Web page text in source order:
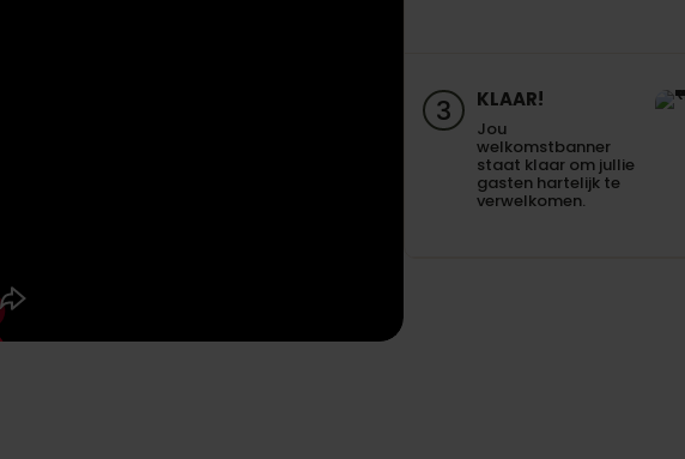
3 KLAAR!
Jou
welkomstbanner
staat klaar om jullie
gasten hartelijk te
verwelkomen.